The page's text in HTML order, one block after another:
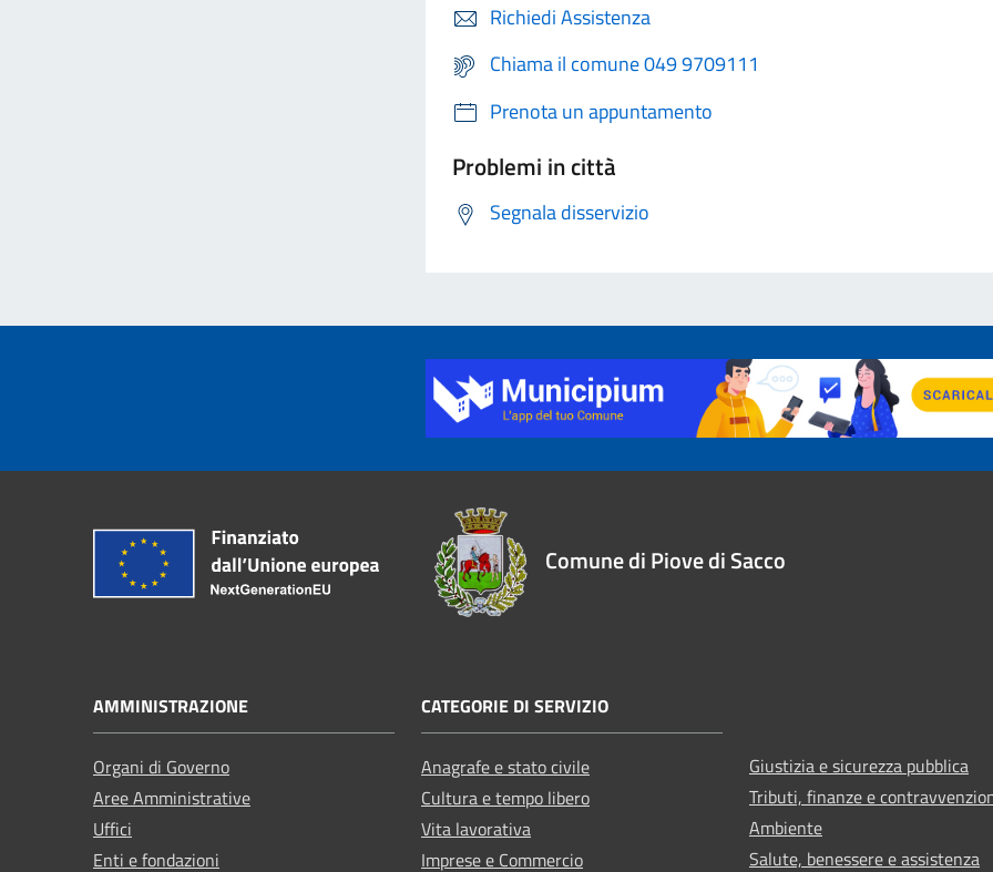
Richiedi Assistenza
Chiama il comune 049 9709111
Prenota un appuntamento
Problemi in città
Segnala disservizio
Comune di Piove di Sacco
AMMINISTRAZIONE
Organi di Governo
Aree Amministrative
Uffici
Enti e fondazioni
CATEGORIE DI SERVIZIO
Anagrafe e stato civile
Cultura e tempo libero
Vita lavorativa
Imprese e Commercio
Giustizia e sicurezza pubblica
Tributi, finanze e
Ambiente
Salute, benessere e assistenza